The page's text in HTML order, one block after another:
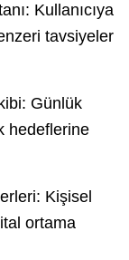
Kullanıcıya
tavsiyeler
Günlük
hedeflerine
Kişisel
ortama